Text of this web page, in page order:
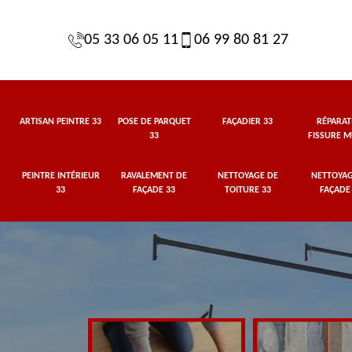
05 33 06 05 11 06 99 80 81 27
ARTISAN PEINTRE 33
POSE DE PARQUET
33
FAÇADIER 33
FISSURE
PEINTRE INTÉRIEUR
33
RAVALEMENT DE
FAÇADE 33
NETTOYAGE DE
TOITURE 33